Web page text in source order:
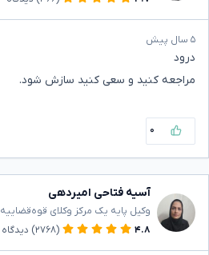
۵ سال پیش
درود
مراجعه کنید و سعی کنید سازش شود.
۰
آسیه فتاحی امیردهی
وکیل پایه یک مرکز وکلای قوه‌قضاییه
۴.۸
(۲۷۶۸) دیدگاه